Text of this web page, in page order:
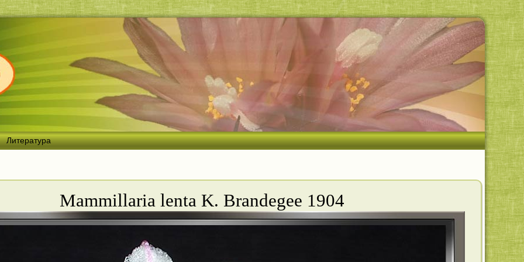
Литература
Mammillaria lenta K. Brandegee 1904